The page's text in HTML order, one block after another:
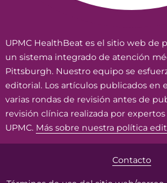
UPMC HealthBeat es el sitio web de
un sistema integrado de atención
Pittsburgh. Nuestro equipo se
editorial. Los artículos publicados en
varias rondas de revisión antes de
revisión clínica realizada por
UPMC. Más sobre nuestra política
Contacto